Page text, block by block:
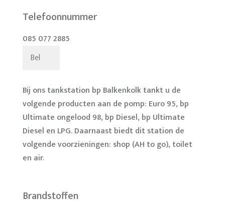
Telefoonnummer
085 077 2885
Bel
Bij ons tankstation bp Balkenkolk tankt u de
volgende producten aan de pomp: Euro 95, bp
Ultimate ongelood 98, bp Diesel, bp Ultimate
Diesel en LPG. Daarnaast biedt dit station de
volgende voorzieningen: shop (AH to go), toilet
en air.
Brandstoffen